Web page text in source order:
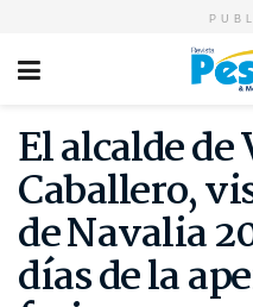
El alcalde
Caballero,
de Navalia
días de la